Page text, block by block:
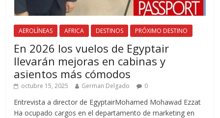
AEROLÍNEAS AFRICA DESTINOS PRÓXIMO DESTINO
En 2026 los vuelos de Egyptair
llevarán mejoras en cabinas y
asientos más cómodos
octubre 15, 2025 German Delgado 0
Entrevista a director de EgyptairMohamed Mohawad Ezzat
Ha ocupado cargos en el departamento de marketing en